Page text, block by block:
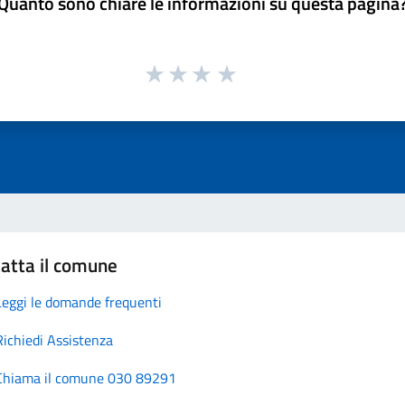
il comune
le domande frequenti
Assistenza
il comune 030 89291